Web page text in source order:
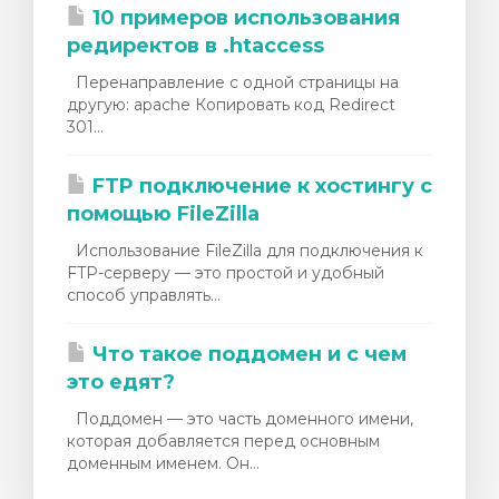
10 примеров использования
редиректов в .htaccess
Перенаправление с одной страницы на
другую: apache Копировать код Redirect
301...
FTP подключение к хостингу с
помощью FileZilla
Использование FileZilla для подключения к
FTP-серверу — это простой и удобный
способ управлять...
Что такое поддомен и с чем
это едят?
Поддомен — это часть доменного имени,
которая добавляется перед основным
доменным именем. Он...